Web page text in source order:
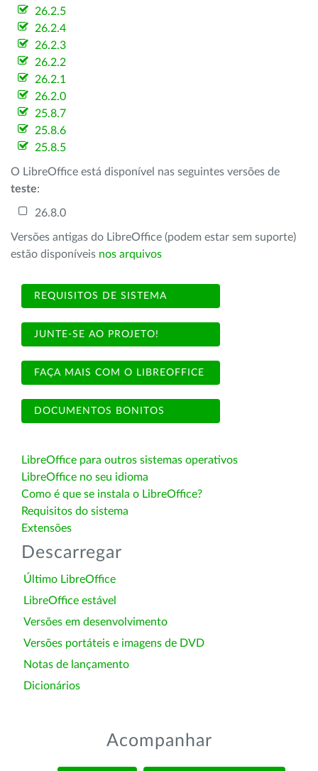
26.2.5
26.2.4
26.2.3
26.2.2
26.2.1
26.2.0
25.8.7
25.8.6
25.8.5
O LibreOffice está disponível nas seguintes versões de
teste:
26.8.0
Versões antigas do LibreOffice (podem estar sem suporte)
estão disponíveis nos arquivos
REQUISITOS DE SISTEMA
JUNTE-SE AO PROJETO!
FAÇA MAIS COM O LIBREOFFICE
DOCUMENTOS BONITOS
LibreOffice para outros sistemas operativos
LibreOffice no seu idioma
Como é que se instala o LibreOffice?
Requisitos do sistema
Extensões
Descarregar
Último LibreOffice
LibreOffice estável
Versões em desenvolvimento
Versões portáteis e imagens de DVD
Notas de lançamento
Dicionários
Acompanhar